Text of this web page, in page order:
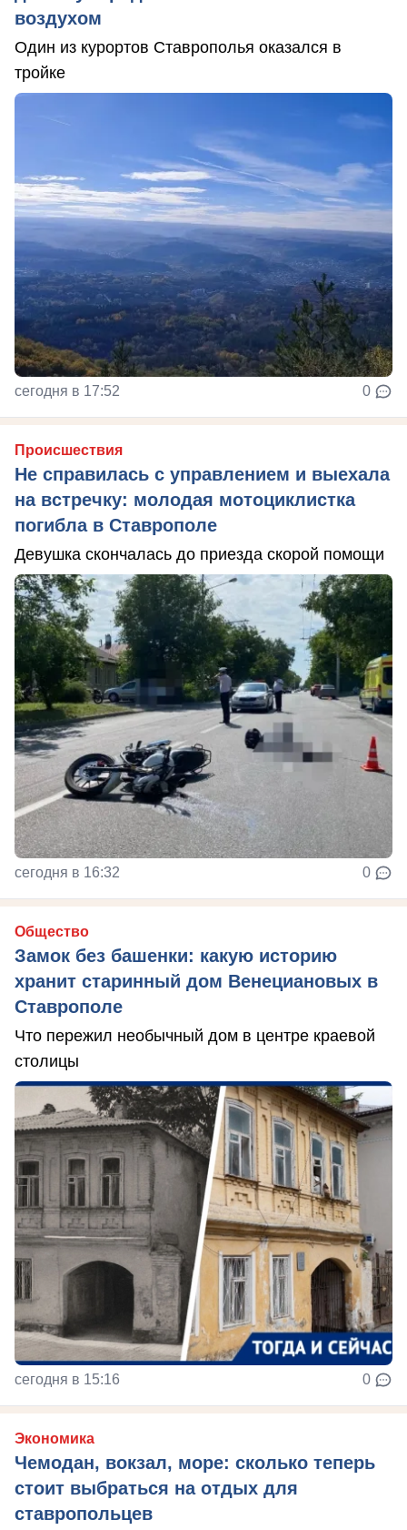
воздухом
Один из курортов Ставрополья оказался в
тройке
сегодня в 17:52 0
Происшествия
Не справилась с управлением и выехала
на встречку: молодая мотоциклистка
погибла в Ставрополе
Девушка скончалась до приезда скорой помощи
сегодня в 16:32 0
Общество
Замок без башенки: какую историю
хранит старинный дом Венециановых в
Ставрополе
Что пережил необычный дом в центре краевой
столицы
сегодня в 15:16 0
Экономика
Чемодан, вокзал, море: сколько теперь
стоит выбраться на отдых для
ставропольцев